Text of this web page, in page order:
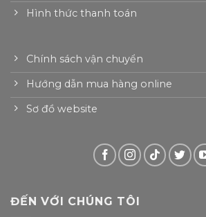
Hình thức thanh toán
Chính sách vận chuyển
Hướng dẫn mua hàng online
Sơ đồ website
ĐẾN VỚI CHÚNG TÔI